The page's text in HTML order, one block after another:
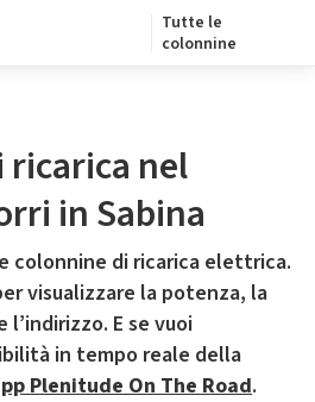
Tutte le
colonnine
nel
in Sabina
colonnine di ricarica elettrica.
visualizzare la potenza, la
E se vuoi
in tempo reale della
Plenitude On The Road.